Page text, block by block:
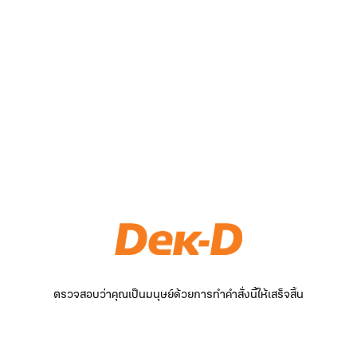
ตรวจสอบว่าคุณเป็นมนุษย์ด้วยการทำคำสั่งนี้ให้เสร็จสิ้น